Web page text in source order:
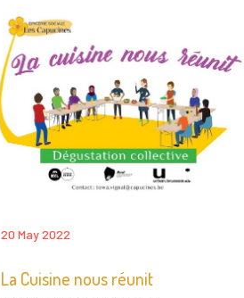
20 May 2022
La Cuisine nous réunit